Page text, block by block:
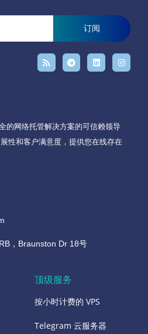
订阅
的网络托管解决方案的可信赖领导
性和客户满意度，提供您在线存在
，Braunston Dr 18号
顶级服务
按小时计费的 VPS
Telegram 云服务器